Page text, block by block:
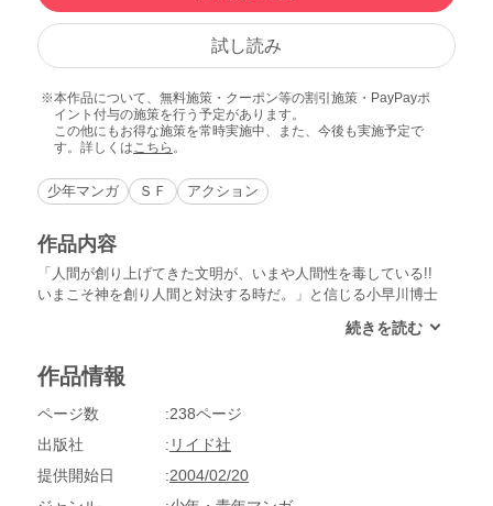
試し読み
本作品について、無料施策・クーポン等の割引施策・PayPayポ
イント付与の施策を行う予定があります。
この他にもお得な施策を常時実施中、また、今後も実施予定で
す。詳しくはこちら 。
少年マンガ ＳＦ アクション
作品内容
「人間が創り上げてきた文明が、いまや人間性を毒している!!
いまこそ神を創り人間と対決する時だ。」と信じる小早川博士
究を行っていた。人間の体内に貯えられているエネルギーを十
になってしまった正男の運命は…!?
作品情報
ページ数
238ページ
出版社
リイド社
提供開始日
2004/02/20